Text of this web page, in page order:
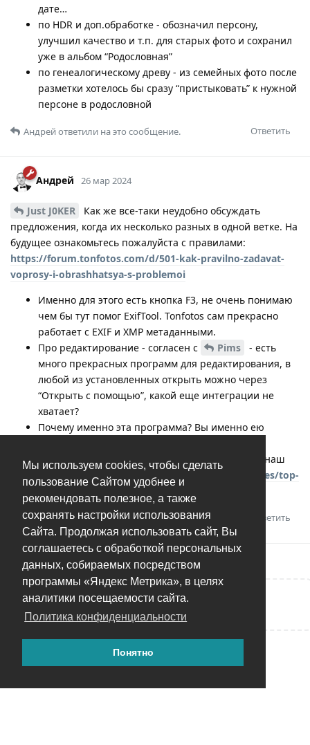
Мы используем cookies, чтобы сделать
пользование Сайтом удобнее и
рекомендовать полезное, а также
сохранять настройки использования
Сайта. Продолжая использовать сайт, Вы
соглашаетесь с обработкой персональных
данных, собираемых посредством
программы «Яндекс Метрика», в целях
аналитики посещаемости сайта.
Политика конфиденциальности
Понятно
дате…
по HDR и доп.обработке - обозначил персону,
улучшил качество и т.п. для старых фото и сохранил
уже в альбом “Родословная”
по генеалогическому древу - из семейных фото после
разметки хотелось бы сразу “пристыковать” к нужной
персоне в родословной
Ответить
Андрейответили на это сообщение.
Андрей 26 мар 2024
Just J0KER
Как же все-таки неудобно обсуждать
предложения, когда их несколько разных в одной ветке. На
будущее ознакомьтесь пожалуйста с правилами:
https://forum.tonfotos.com/d/501-kak-pravilno-zadavat-
voprosy-i-obrashhatsya-s-problemoi
Именно для этого есть кнопка F3, не очень понимаю
чем бы тут помог ExifTool. Tonfotos сам прекрасно
работает с EXIF и XMP метаданными.
Про редактирование - согласен с
Pims
- есть
много прекрасных программ для редактирования, в
любой из установленных открыть можно через
“Открыть с помощью”, какой еще интеграции не
хватает?
Почему именно эта программа? Вы именно ею
популярная на сегодняшний день, она даже в наш
обзор не вошла:
https://tonfotos.com/ru/articles/top-
familiy-tree-applications/
Ответить
Написать ответ...